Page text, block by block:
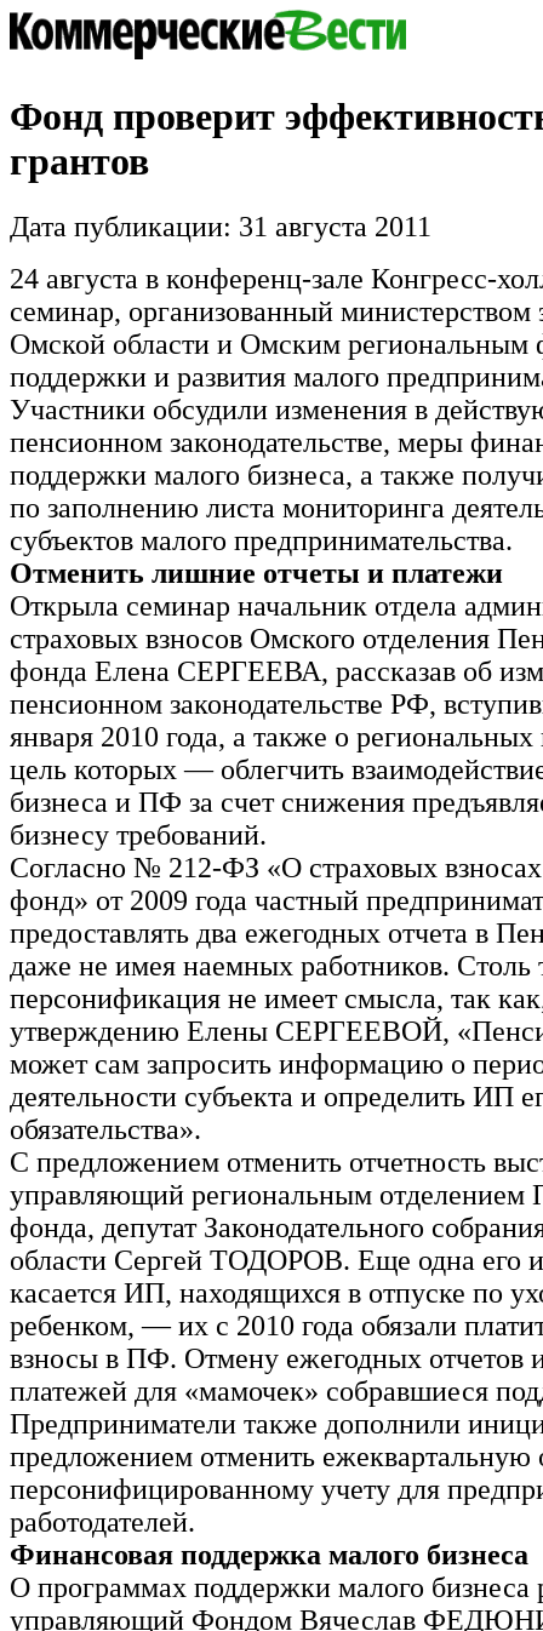
Фонд проверит
грантов
Дата публикации: 31 августа 2011
24 августа в конференц-зале Конгресс-
семинар, организованный министерством
Омской области и Омским региональным
поддержки и развития малого
Участники обсудили изменения в
пенсионном законодательстве, меры
поддержки малого бизнеса, а также
по заполнению листа мониторинга
субъектов малого предпринимательства.
Отменить лишние отчеты и платежи
Открыла семинар начальник отдела
страховых взносов Омского отделения
фонда Елена СЕРГЕЕВА, рассказав об
пенсионном законодательстве РФ,
января 2010 года, а также о
цель которых — облегчить
бизнеса и ПФ за счет снижения
бизнесу требований.
Согласно № 212-ФЗ «О страховых
фонд» от 2009 года частный
предоставлять два ежегодных отчета в
даже не имея наемных работников. Столь
персонификация не имеет смысла, так
утверждению Елены СЕРГЕЕВОЙ,
может сам запросить информацию о
деятельности субъекта и определить ИП
обязательства».
С предложением отменить отчетность
управляющий региональным отделением
фонда, депутат Законодательного
области Сергей ТОДОРОВ. Еще одна его
касается ИП, находящихся в отпуске по
ребенком, — их с 2010 года обязали
взносы в ПФ. Отмену ежегодных отчетов
платежей для «мамочек» собравшиеся
Предприниматели также дополнили
предложением отменить ежеквартальную
персонифицированному учету для
работодателей.
Финансовая поддержка малого бизнеса
О программах поддержки малого бизнеса
управляющий Фондом Вячеслав